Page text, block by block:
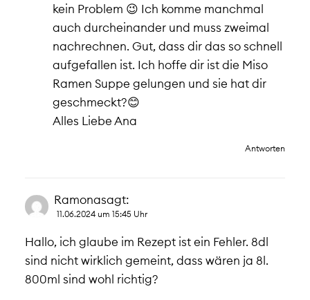
kein Problem 😉 Ich komme manchmal
auch durcheinander und muss zweimal
nachrechnen. Gut, dass dir das so schnell
aufgefallen ist. Ich hoffe dir ist die Miso
Ramen Suppe gelungen und sie hat dir
geschmeckt?😊
Alles Liebe Ana
Antworten
Ramonasagt:
11.06.2024 um 15:45 Uhr
Hallo, ich glaube im Rezept ist ein Fehler. 8dl
sind nicht wirklich gemeint, dass wären ja 8l.
800ml sind wohl richtig?